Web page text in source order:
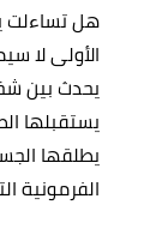
هل تساءلت
الأولى لا
يحدث بين
يستقبلها
يطلقها
الفرمونية